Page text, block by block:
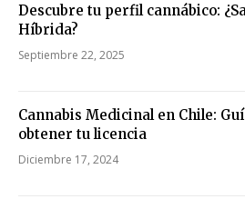
Descubre tu perfil cannábico:
Híbrida?
Septiembre 22, 2025
Cannabis Medicinal en Chile:
obtener tu licencia
Diciembre 17, 2024